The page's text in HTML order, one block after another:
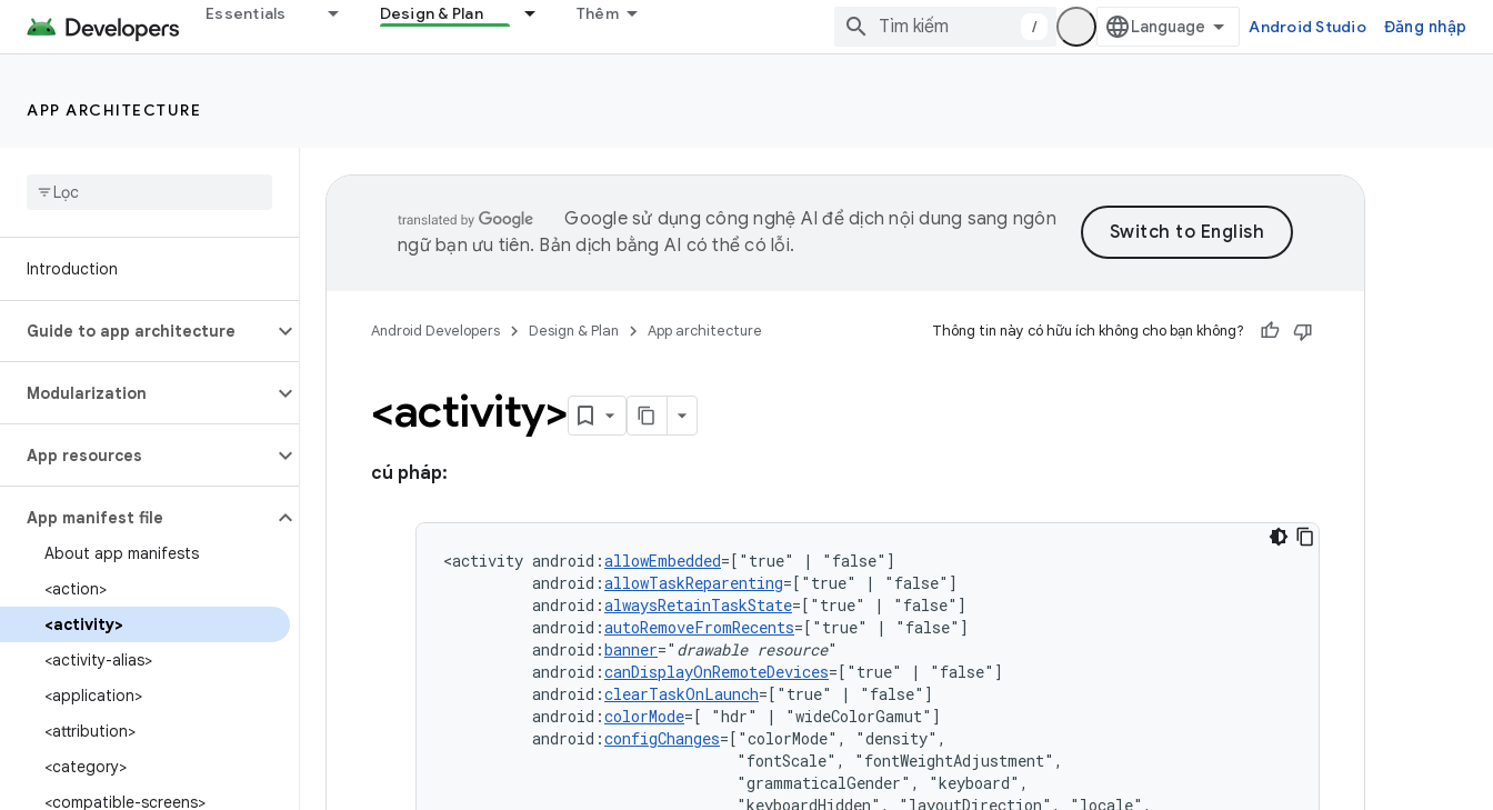
Essentials Design & Plan Thêm
/ Android Studio Đăng nhập
APP ARCHITECTURE
Introduction
Guide to app architecture
Modularization
App resources
App manifest file
About app manifests
<action>
<activity>
<activity-alias>
<application>
<attribution>
<category>
<compatible-screens>
Google sử dụng công nghệ AI để dịch nội dung sang ngôn
ngữ bạn ưu tiên. Bản dịch bằng AI có thể có lỗi.
Android Developers Design & Plan App architecture Thông tin này có hữu ích không cho bạn không?
<activity>
cú pháp:
<activity android:allowEmbedded=["true" |
android:allowTaskReparenting=["true" |
android:alwaysRetainTaskState=["true" |
android:autoRemoveFromRecents=["true" |
android:banner=" drawable resource
android:canDisplayOnRemoteDevices=["true" |
android:clearTaskOnLaunch=["true" |
android:colorMode=[ "hdr" |
android:configChanges=["colorMode",
"fontScale",
"grammaticalGender",
"keyboardHidden",
"layoutDirection",